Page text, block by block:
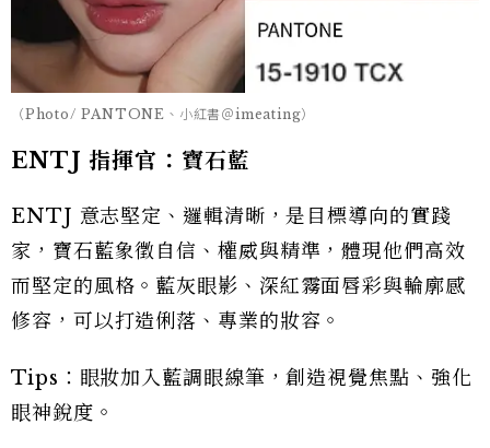
（Photo/ PANTONE、小紅書＠imeating）
ENTJ 指揮官：寶石藍
ENTJ 意志堅定、邏輯清晰，是目標導向的實踐
家，寶石藍象徵自信、權威與精準，體現他們高效
而堅定的風格。藍灰眼影、深紅霧面唇彩與輪廓感
修容，可以打造俐落、專業的妝容。
Tips：眼妝加入藍調眼線筆，創造視覺焦點、強化
眼神銳度。